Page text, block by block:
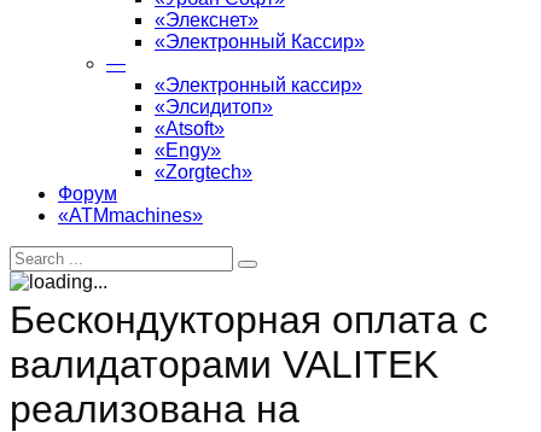
«Элекснет»
«Электронный Кассир»
—
«Электронный кассир»
«Элсидитоп»
«Atsoft»
«Engy»
«Zorgtech»
Форум
«ATMmachines»
Бескондукторная оплата с
валидаторами VALITEK
реализована на